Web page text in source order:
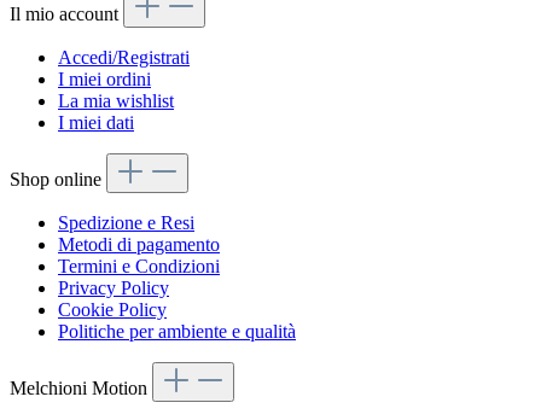
Il mio account
Accedi/Registrati
I miei ordini
La mia wishlist
I miei dati
Shop online
Spedizione e Resi
Metodi di pagamento
Termini e Condizioni
Privacy Policy
Cookie Policy
Politiche per ambiente e qualità
Melchioni Motion